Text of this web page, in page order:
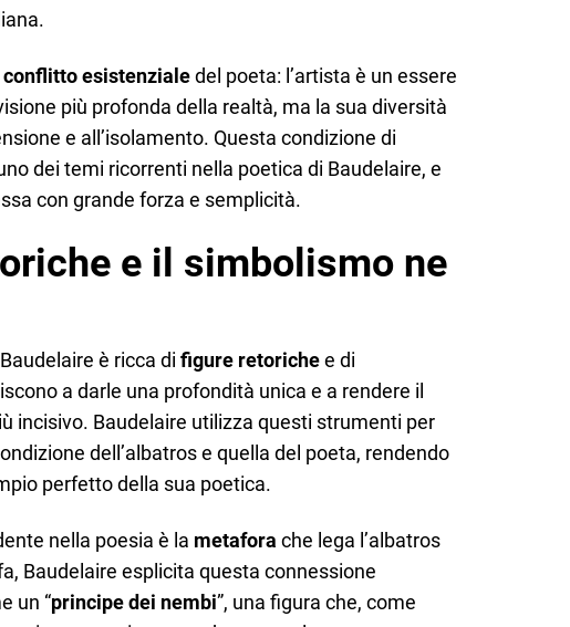
conflitto esistenzialedel poeta: l’artista è un essere
più profonda della realtà, ma la sua diversità
e all’isolamento. Questa condizione di
dei temi ricorrenti nella poetica di Baudelaire, e
con grande forza e semplicità.
e il simbolismo ne
è ricca di figure retorichee di
a darle una profondità unica e a rendere il
incisivo. Baudelaire utilizza questi strumenti per
dell’albatros e quella del poeta, rendendo
perfetto della sua poetica.
nella poesia è la metafora che lega l’albatros
Baudelaire esplicita questa connessione
un “principe dei nembi”, una figura che, come